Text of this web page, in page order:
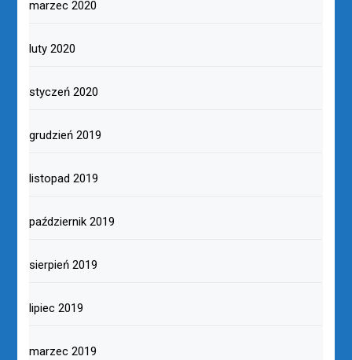
marzec 2020
luty 2020
styczeń 2020
grudzień 2019
listopad 2019
październik 2019
sierpień 2019
lipiec 2019
marzec 2019